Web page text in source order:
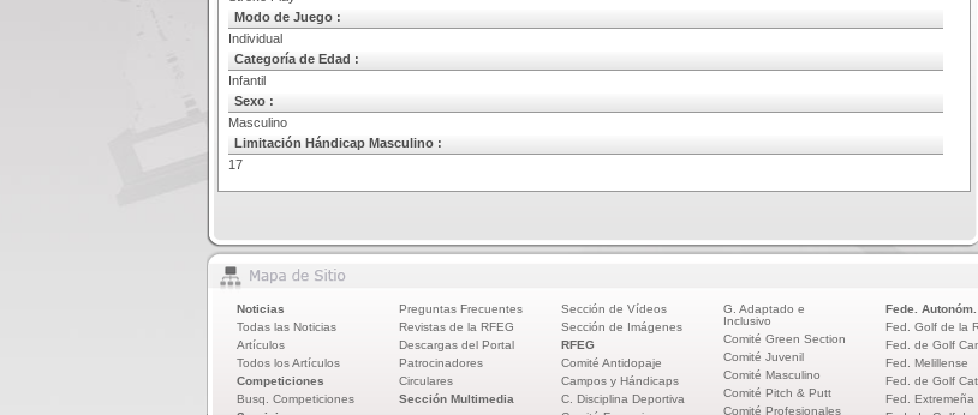
Modo de Juego :
Individual
Categoría de Edad :
Infantil
Sexo :
Masculino
Limitación Hándicap Masculino :
17
Noticias
Todas las Noticias
Artículos
Todos los Artículos
Competiciones
Busq. Competiciones
Preguntas Frecuentes
Revistas de la RFEG
Descargas del Portal
Patrocinadores
Circulares
Sección Multimedia
Sección de Vídeos
Sección de Imágenes
RFEG
Comité Antidopaje
Campos y Hándicaps
C. Disciplina Deportiva
G. Adaptado e
Inclusivo
Comité Green Section
Comité Juvenil
Comité Masculino
Comité Pitch & Putt
Comité Profesionales
Fede. Autonóm.
Fed. Golf de la
Fed. de Golf
Fed. Melillense
Fed. de Golf
Fed. Extremeña